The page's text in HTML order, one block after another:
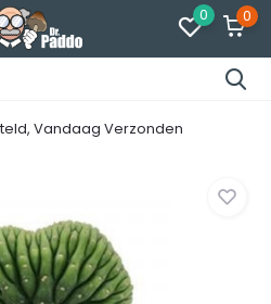
0 0
Vandaag Verzonden